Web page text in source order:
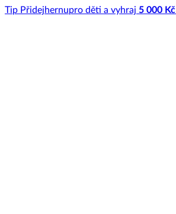
Tip Přidejhernupro děti a vyhraj 5 000 Kč